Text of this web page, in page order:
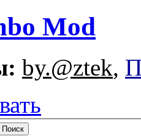
Mod
by.@ztek,